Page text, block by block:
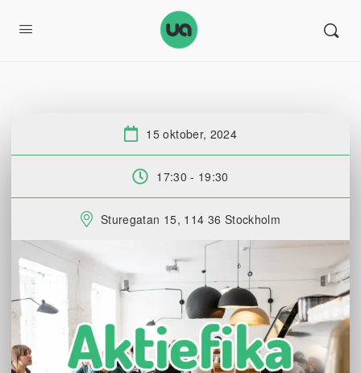
Datum:
15 oktober, 2024
Tid:
17:30 - 19:30
Plats:
Sturegatan 15, 114 36 Stockholm